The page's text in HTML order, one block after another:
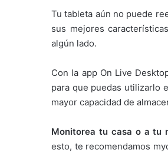
Tu tableta aún no puede
sus mejores
algún lado.
Con la app On Live
para que puedas utilizarlo
mayor capacidad de
Monitorea tu casa o a tu
esto, te recomendamos